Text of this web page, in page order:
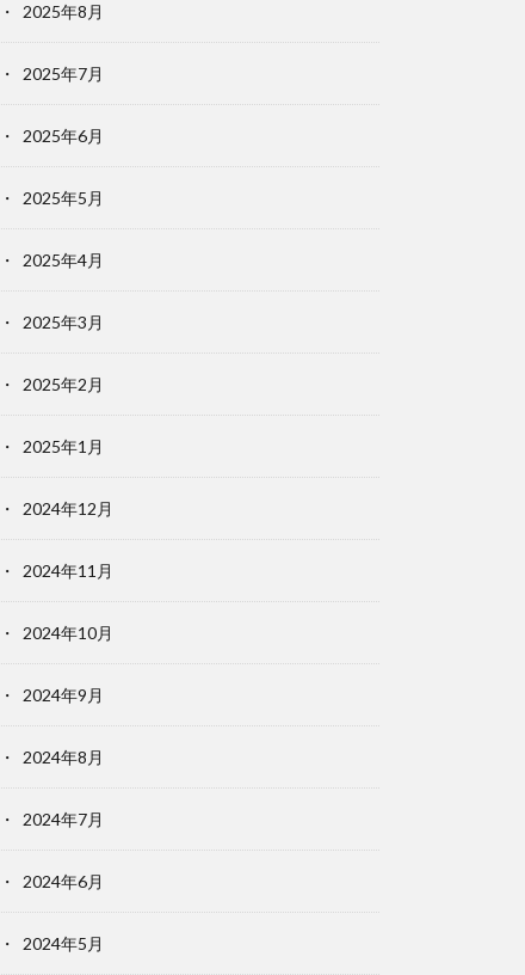
2025年8月
2025年7月
2025年6月
2025年5月
2025年4月
2025年3月
2025年2月
2025年1月
2024年12月
2024年11月
2024年10月
2024年9月
2024年8月
2024年7月
2024年6月
2024年5月